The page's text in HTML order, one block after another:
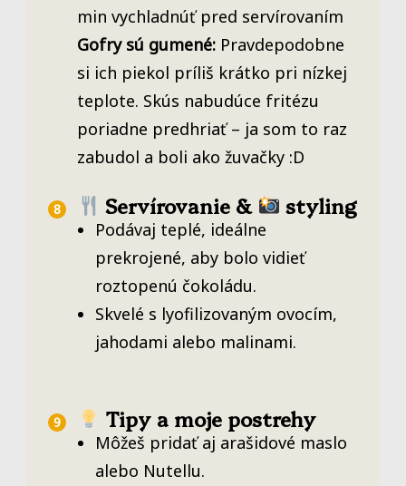
min vychladnúť pred servírovaním
Gofry sú gumené: Pravdepodobne
si ich piekol príliš krátko pri nízkej
teplote. Skús nabudúce fritézu
poriadne predhriať – ja som to raz
zabudol a boli ako žuvačky :D
Servírovanie & styling
Podávaj teplé, ideálne
prekrojené, aby bolo vidieť
roztopenú čokoládu.
Skvelé s lyofilizovaným ovocím,
jahodami alebo malinami.
Tipy a moje postrehy
Môžeš pridať aj arašidové maslo
alebo Nutellu.